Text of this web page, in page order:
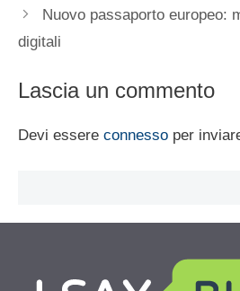
Nuovo passaporto europeo:
digitali
Lascia un commento
Devi essere connesso per